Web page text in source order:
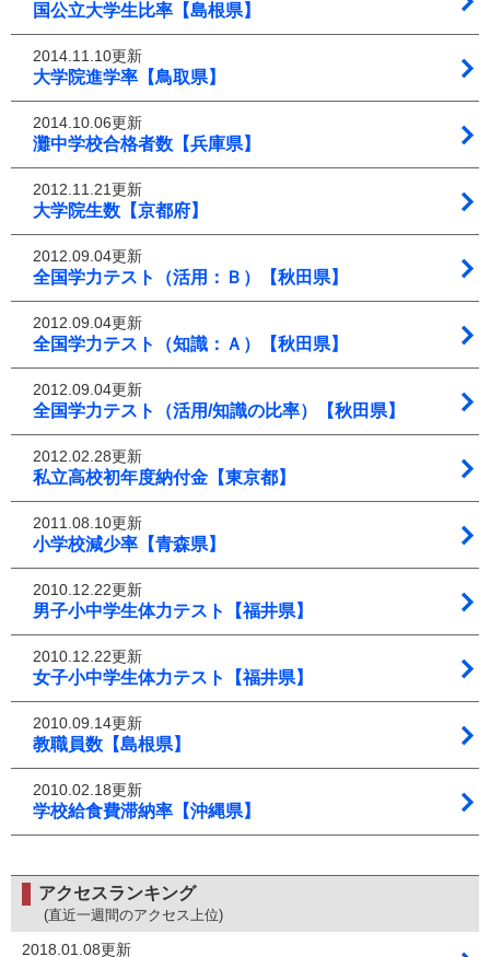
国公立大学生比率【島根県】
2014.11.10更新
大学院進学率【鳥取県】
2014.10.06更新
灘中学校合格者数【兵庫県】
2012.11.21更新
大学院生数【京都府】
2012.09.04更新
全国学力テスト（活用：Ｂ）【秋田県】
2012.09.04更新
全国学力テスト（知識：Ａ）【秋田県】
2012.09.04更新
全国学力テスト（活用/知識の比率）【秋田県】
2012.02.28更新
私立高校初年度納付金【東京都】
2011.08.10更新
小学校減少率【青森県】
2010.12.22更新
男子小中学生体力テスト【福井県】
2010.12.22更新
女子小中学生体力テスト【福井県】
2010.09.14更新
教職員数【島根県】
2010.02.18更新
学校給食費滞納率【沖縄県】
アクセスランキング
(直近一週間のアクセス上位)
2018.01.08更新